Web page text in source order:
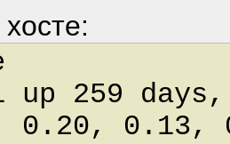
up 259
0.20, 0.13,